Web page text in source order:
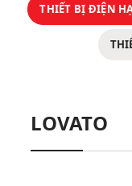
THIẾT BỊ ĐIỆN
LOVATO